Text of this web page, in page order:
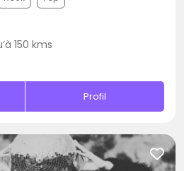
150 kms
Profil